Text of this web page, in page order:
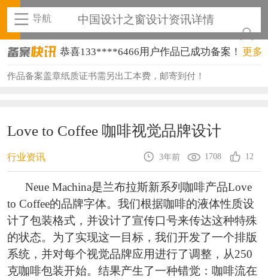
导航 中国设计之窗设计资讯详情
恭喜133****6466用户作品已成功备案！
恭喜131****1475用户作品已成功备案！
恭喜138****8638用户作品已成功备案！
恭喜133****9020用户作品已成功备案！
恭喜136****9807用户作品已成功备案！
恭喜159****4930用户作品已成功备案！
恭喜150****6483用户作品已成功备案！
恭喜131****2473用户作品已成功备案！
恭喜159****4201用户作品已成功备案！
更多
作品备案盖章纸质证书需另出工本费，邮寄到付！
Love to Coffee 咖啡视觉品牌设计
行业资讯 3年前 1708 12
Neue Machina是兰布拉斯新系列咖啡产品Love
to Coffee的品牌字体。我们根据咖啡的液体性质设
计了包装格式，并设计了宣传口号来传达这种特殊
的状态。为了实现这一目标，我们开发了一个排版
系统，并对每个视觉品牌应用进行了调整，从250
克咖啡包装开始。结果产生了一种错觉：咖啡流在